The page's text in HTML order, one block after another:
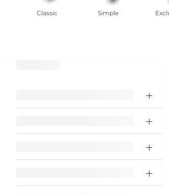
Classic Simple